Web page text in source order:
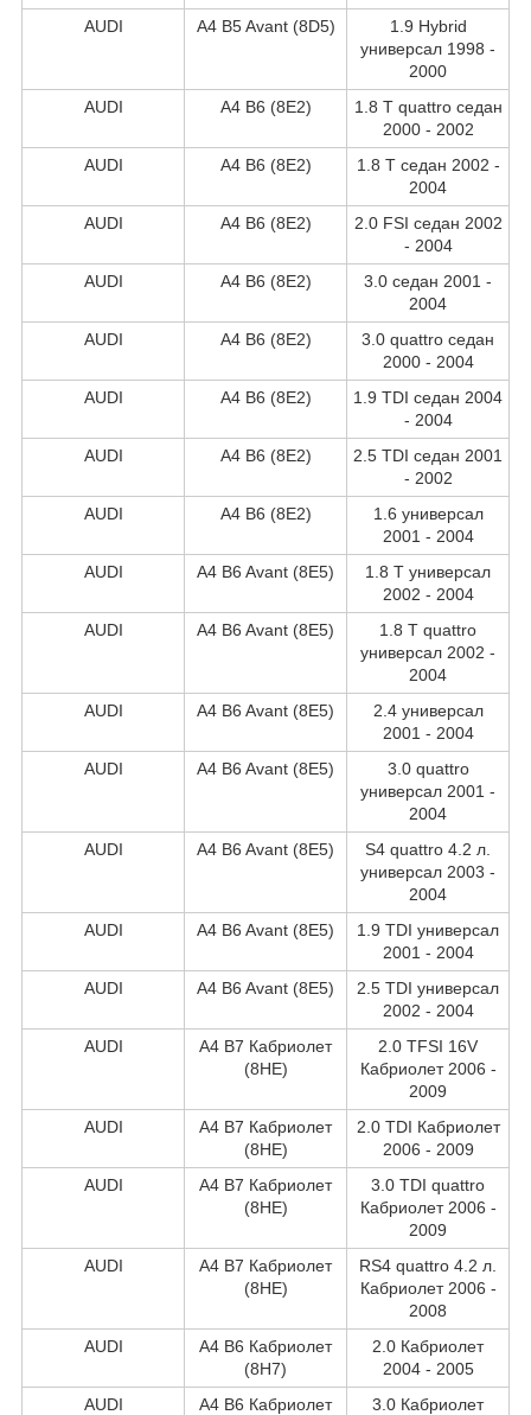
AUDI A4 B5 Avant (8D5)
1.9 Hybrid
универсал 1998 -
2000
AUDI
A4 B6 (8E2)
1.8 T quattro седан
2000 - 2002
AUDI
A4 B6 (8E2)
1.8 T седан 2002 -
2004
AUDI
A4 B6 (8E2)
2.0 FSI седан 2002
- 2004
AUDI
A4 B6 (8E2)
3.0 седан 2001 -
2004
AUDI
A4 B6 (8E2)
3.0 quattro седан
2000 - 2004
AUDI
A4 B6 (8E2)
1.9 TDI седан 2004
- 2004
AUDI
A4 B6 (8E2)
2.5 TDI седан 2001
- 2002
AUDI
A4 B6 (8E2)
1.6 универсал
2001 - 2004
AUDI
A4 B6 Avant (8E5)
1.8 T универсал
2002 - 2004
AUDI
A4 B6 Avant (8E5)
1.8 T quattro
универсал 2002 -
2004
AUDI
A4 B6 Avant (8E5)
2.4 универсал
2001 - 2004
AUDI
A4 B6 Avant (8E5)
3.0 quattro
универсал 2001 -
2004
AUDI
A4 B6 Avant (8E5)
S4 quattro 4.2 л.
универсал 2003 -
2004
AUDI
A4 B6 Avant (8E5)
1.9 TDI универсал
2001 - 2004
AUDI
A4 B6 Avant (8E5)
2.5 TDI универсал
2002 - 2004
AUDI
A4 B7 Кабриолет
(8HE)
2.0 TFSI 16V
Кабриолет 2006 -
2009
AUDI
A4 B7 Кабриолет
(8HE)
2.0 TDI Кабриолет
2006 - 2009
AUDI
A4 B7 Кабриолет
(8HE)
3.0 TDI quattro
Кабриолет 2006 -
2009
AUDI
A4 B7 Кабриолет
(8HE)
RS4 quattro 4.2 л.
Кабриолет 2006 -
2008
AUDI
A4 B6 Кабриолет
(8H7)
2.0 Кабриолет
2004 - 2005
AUDI
A4 B6 Кабриолет
3.0 Кабриолет